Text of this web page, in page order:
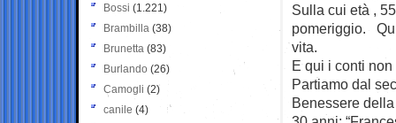
Sulla cui età ,
pomeriggio.
vita.
E qui i conti
Partiamo dal
Benessere
Bossi (1.221)
Brambilla (38)
Brunetta (83)
Burlando (26)
Camogli (2)
canile (4)